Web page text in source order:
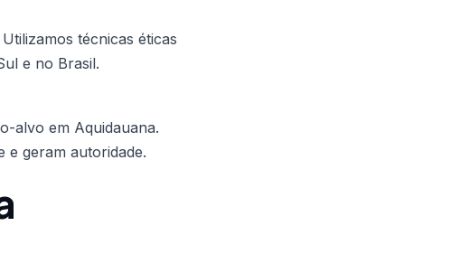
técnicas éticas
e no Brasil.
alvo em Aquidauana.
e geram autoridade.